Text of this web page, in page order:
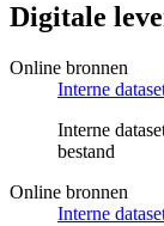
Digitale
Online bronnen
Interne
Interne
bestand
Online bronnen
Interne